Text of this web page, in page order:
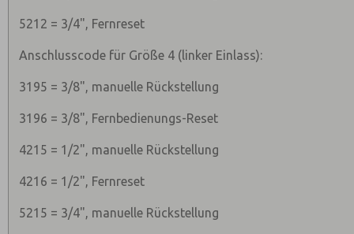
5212 = 3/4", Fernreset
Anschlusscode für Größe 4 (linker Einlass):
3195 = 3/8", manuelle Rückstellung
3196 = 3/8", Fernbedienungs-Reset
4215 = 1/2", manuelle Rückstellung
4216 = 1/2", Fernreset
5215 = 3/4", manuelle Rückstellung